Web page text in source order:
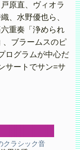
原直、ヴィオラ
、水野優也ら、
重奏「浄められ
、ブラームスのピ
ログラムが中心だ
サートでサン=サ
クラシック音